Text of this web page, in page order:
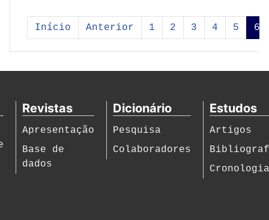
Início Anterior 1 2 3 4 5 6
Revistas
Apresentação
Base de
dados
Dicionário
Pesquisa
Colaboradores
Estudos
Artigos